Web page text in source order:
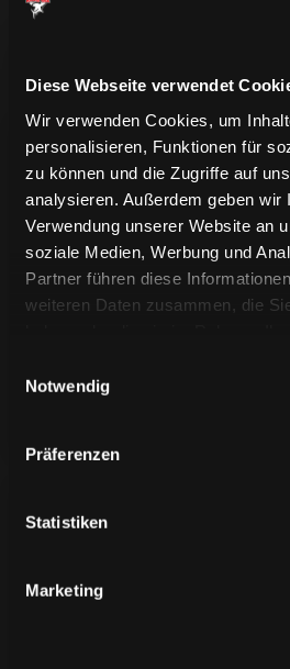
Diese Webseite verwendet
Wir verwenden Cookies, um
personalisieren, Funktionen für
zu können und die Zugriffe auf
analysieren. Außerdem geben wir
Verwendung unserer Website an
soziale Medien, Werbung und
Partner führen diese
weiteren Daten zusammen, die
Notwendig
Präferenzen
Statistiken
Marketing